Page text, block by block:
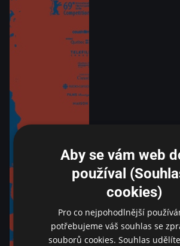
Aby se vám web
používal
cookies)
Pro co nejpohodlnější
potřebujeme váš souhlas se
souborů cookies. Souhlas